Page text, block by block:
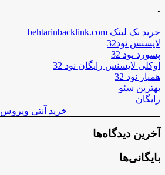
.
خرید بک لینک behtarinbacklink.com
لایسنس نود32
پسورد نود 32
اوکلی لایسنس رایگان نود 32
همیار نود 32
بهترین سئو
رایگان
خرید آنتی ویروس
آخرین دیدگاه‌ها
بایگانی‌ها